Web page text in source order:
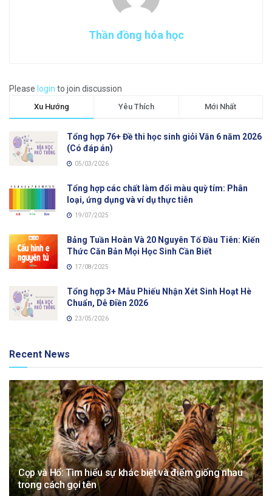
Thần đồng hóa học
Please login to join discussion
Xu Hướng Yêu Thích Mới Nhất
Tổng hợp 76+ Đề thi học sinh giỏi Văn 6 năm 2026
(Có đáp án)
05/03/2026
Tổng hợp các chất làm đổi màu quỳ tím: Phân
loại, ứng dụng và ví dụ thực tiễn
19/07/2025
Bảng Tuần Hoàn Và 20 Nguyên Tố Đầu Tiên: Kiến
Thức Căn Bản Mọi Học Sinh Cần Biết
17/08/2025
Tổng hợp 3+ Mẫu Phiếu Nhận Xét Sinh Hoạt Hè
Chuẩn, Dễ Điền 2026
23/05/2026
Recent News
Cọp và Hổ: Tìm hiểu sự khác biệt và điểm giống nhau
trong cách gọi tên